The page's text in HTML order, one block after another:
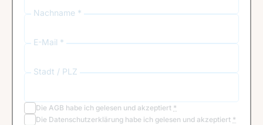
Nachname *
E-Mail *
Stadt / PLZ
Die AGB habe ich gelesen und akzeptiert *
Die Datenschutzerklärung habe ich gelesen und akzeptiert *